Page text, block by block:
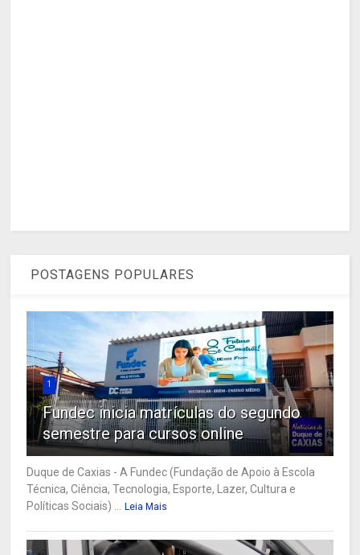
POSTAGENS POPULARES
1
Fundec inicia matrículas do segundo
semestre para cursos online
Duque de Caxias - A Fundec (Fundação de Apoio à Escola
Técnica, Ciência, Tecnologia, Esporte, Lazer, Cultura e
Políticas Sociais) ...
Leia Mais